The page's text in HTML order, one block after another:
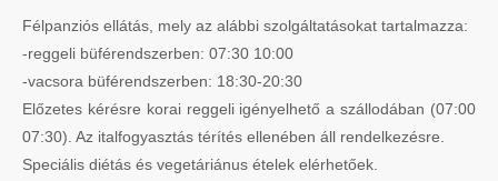
Félpanziós ellátás, mely az alábbi szolgáltatásokat tartalmazza:
-reggeli büférendszerben: 07:30 10:00
-vacsora büférendszerben: 18:30-20:30
Előzetes kérésre korai reggeli igényelhető a szállodában (07:00
07:30). Az italfogyasztás térítés ellenében áll rendelkezésre.
Speciális diétás és vegetáriánus ételek elérhetőek.